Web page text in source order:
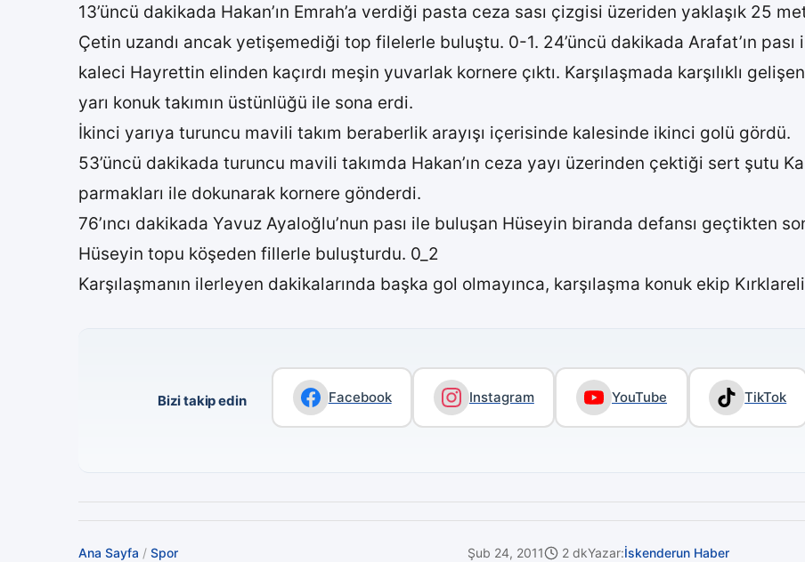
13’üncü dakikada Hakan’ın Emrah’a verdiği pasta ceza sası çizgisi üzeriden yaklaşık 25
Çetin uzandı ancak yetişemediği top filelerle buluştu. 0-1. 24’üncü dakikada Arafat’ın
kaleci Hayrettin elinden kaçırdı meşin yuvarlak kornere çıktı. Karşılaşmada karşılıklı
yarı konuk takımın üstünlüğü ile sona erdi.
İkinci yarıya turuncu mavili takım beraberlik arayışı içerisinde kalesinde ikinci golü gördü.
53’üncü dakikada turuncu mavili takımda Hakan’ın ceza yayı üzerinden çektiği sert şutu
parmakları ile dokunarak kornere gönderdi.
76’ıncı dakikada Yavuz Ayaloğlu’nun pası ile buluşan Hüseyin biranda defansı geçtikten
Hüseyin topu köşeden fillerle buluşturdu. 0_2
Karşılaşmanın ilerleyen dakikalarında başka gol olmayınca, karşılaşma konuk ekip
Bizi takip edin Facebook Instagram YouTube TikTok
Ana Sayfa / Spor Şub 24, 2011 2 dkYazar:İskenderun Haber